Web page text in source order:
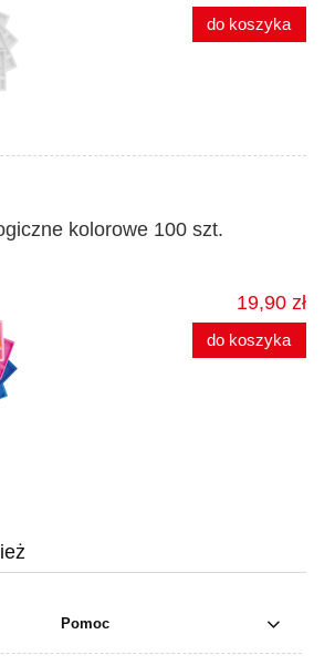
do koszyka
kolorowe 100 szt.
19,90 zł
do koszyka
Pomoc